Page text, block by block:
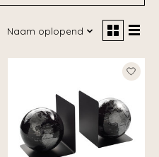
Naam oplopend